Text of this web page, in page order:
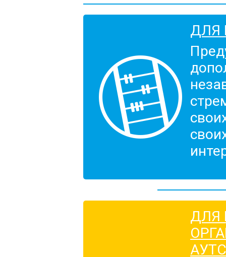
ДЛЯ
ДЛЯ